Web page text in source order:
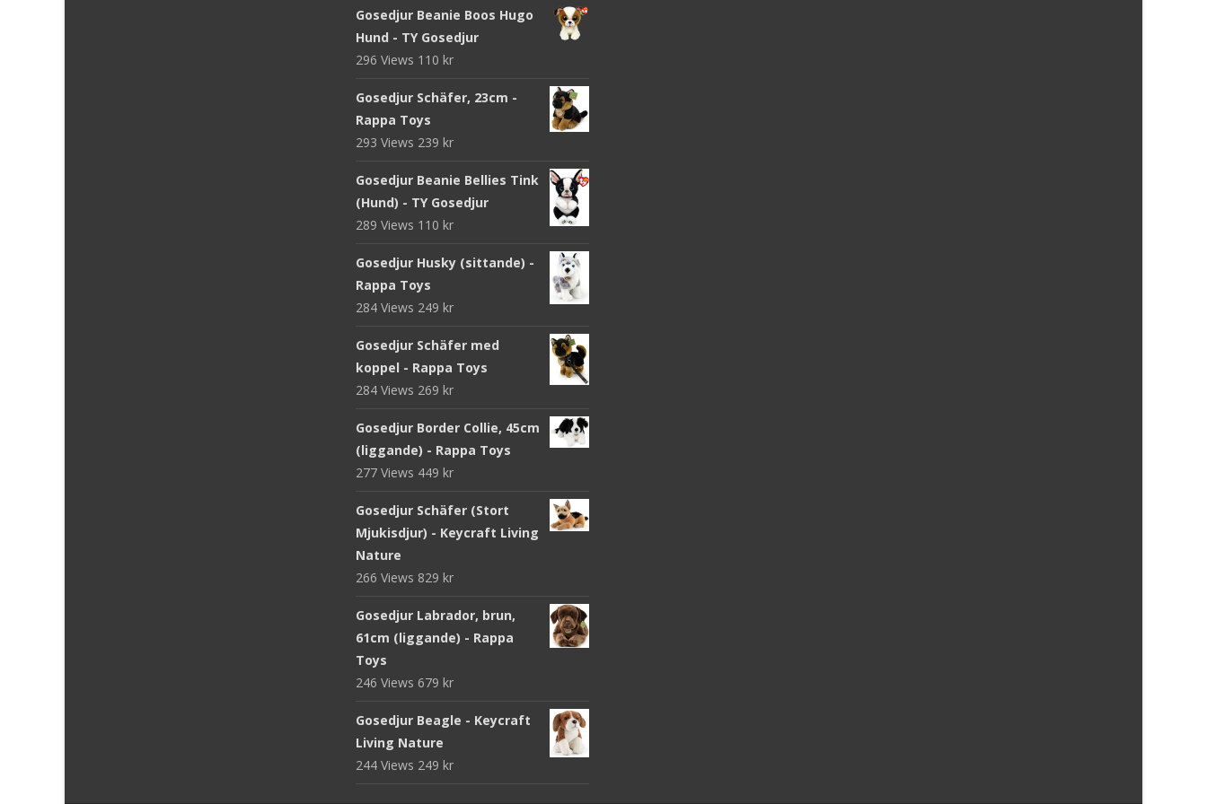
Gosedjur Beanie Boos Hugo
Hund - TY Gosedjur
296 Views 110 kr
Gosedjur Schäfer, 23cm -
Rappa Toys
293 Views 239 kr
Gosedjur Beanie Bellies Tink
(Hund) - TY Gosedjur
289 Views 110 kr
Gosedjur Husky (sittande) -
Rappa Toys
284 Views 249 kr
Gosedjur Schäfer med
koppel - Rappa Toys
284 Views 269 kr
Gosedjur Border Collie, 45cm
(liggande) - Rappa Toys
277 Views 449 kr
Gosedjur Schäfer (Stort
Mjukisdjur) - Keycraft Living
Nature
266 Views 829 kr
Gosedjur Labrador, brun,
61cm (liggande) - Rappa
Toys
246 Views 679 kr
Gosedjur Beagle - Keycraft
Living Nature
244 Views 249 kr